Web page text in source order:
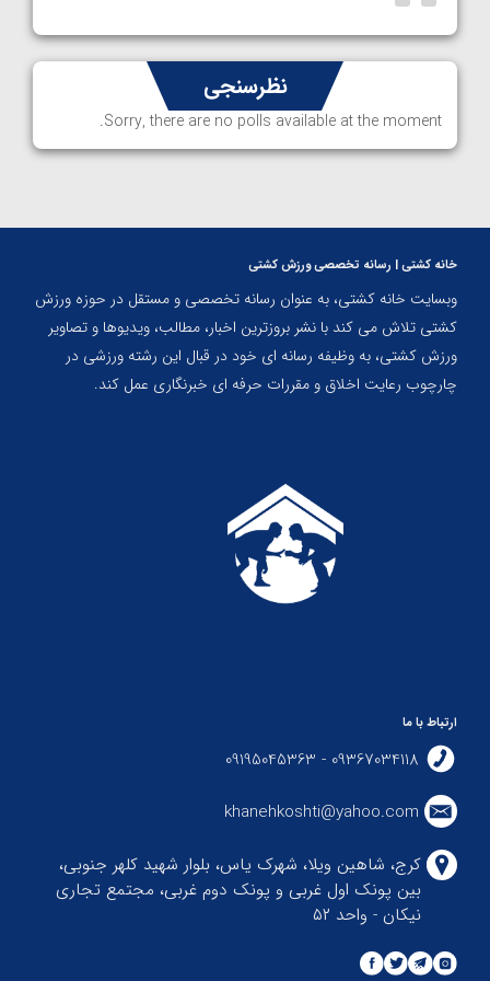
نظرسنجی
Sorry, there are no polls available at the moment.
خانه کشتی | رسانه تخصصی ورزش کشتی
وبسایت خانه کشتی، به عنوان رسانه تخصصی و مستقل در حوزه ورزش
کشتی تلاش می کند با نشر بروزترین اخبار، مطالب، ویدیوها و تصاویر
ورزش کشتی، به وظیفه رسانه ای خود در قبال این رشته ورزشی در
چارچوب رعایت اخلاق و مقررات حرفه ای خبرنگاری عمل کند.
ارتباط با ما
09367034118 - 09195045363
khanehkoshti@yahoo.com
کرج، شاهین ویلا، شهرک یاس، بلوار شهید کلهر جنوبی،
بین پونک اول غربی و پونک دوم غربی، مجتمع تجاری
نیکان - واحد ۵۲